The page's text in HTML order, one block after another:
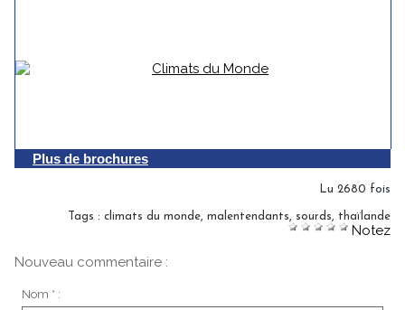
Plus de brochures
Lu 2680 fois
Tags : climats du monde, malentendants, sourds, thaïlande
Notez
Nouveau commentaire :
Nom * :